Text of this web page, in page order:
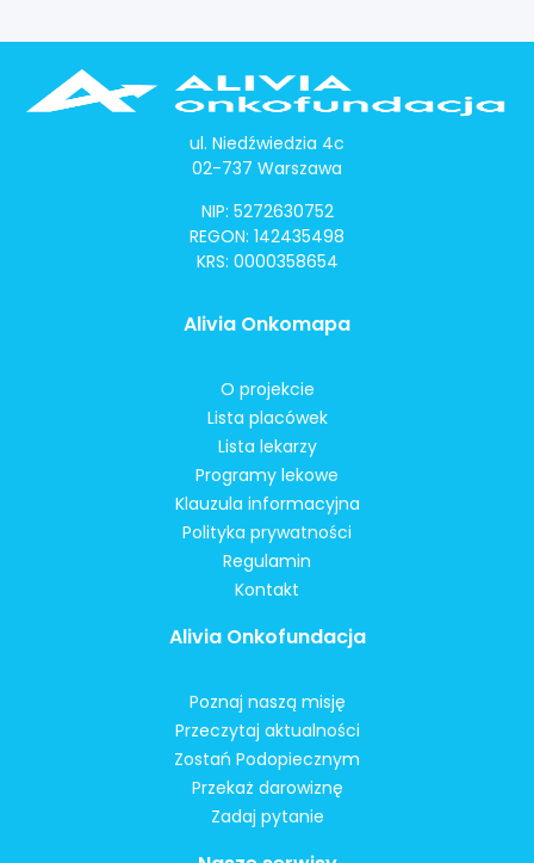
ul. Niedźwiedzia 4c
02-737 Warszawa
NIP: 5272630752
REGON: 142435498
KRS: 0000358654
Alivia Onkomapa
O projekcie
Lista placówek
Lista lekarzy
Programy lekowe
Klauzula informacyjna
Polityka prywatności
Regulamin
Kontakt
Alivia Onkofundacja
Poznaj naszą misję
Przeczytaj aktualności
Zostań Podopiecznym
Przekaż darowiznę
Zadaj pytanie